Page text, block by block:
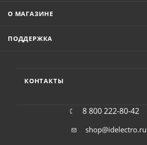
О МАГАЗИНЕ
ПОДДЕРЖКА
КОНТАКТЫ
8 800 222-80-42
shop@idelectro.ru